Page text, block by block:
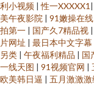
利小视频 |性一XXXXX1 |
美午夜影院 | 91嫩操在线
拍第一 | 国产久7精品视 |
片网址 | 最日本中文字幕
另类 | 午夜福利精品 | 国
一线天图 | 91视频官网 |
欧美韩日逼 | 五月激激激